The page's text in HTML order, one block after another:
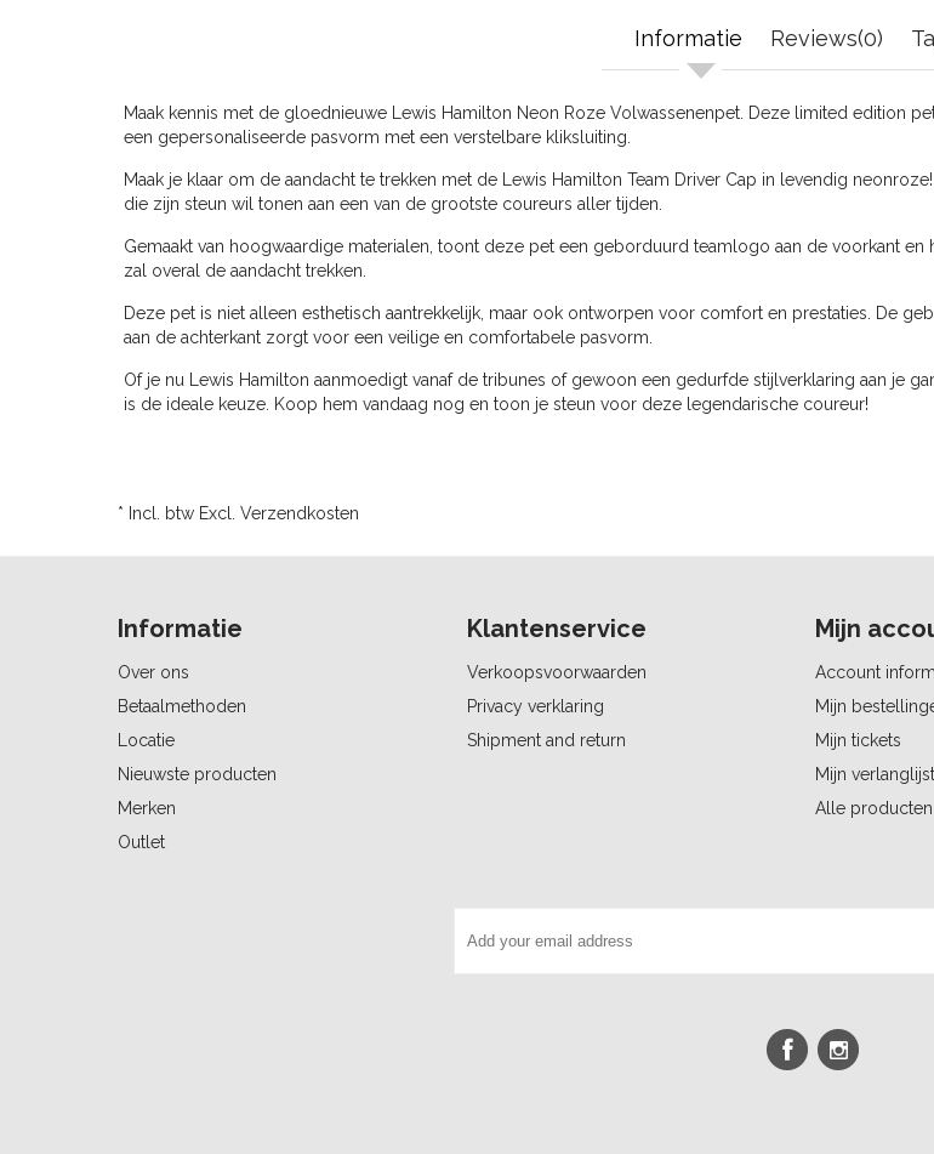
Informatie Reviews(0)
Maak kennis met de gloednieuwe Lewis Hamilton Neon Roze Volwassenenpet. Deze limited edition
een gepersonaliseerde pasvorm met een verstelbare kliksluiting.
Maak je klaar om de aandacht te trekken met de Lewis Hamilton Team Driver Cap in levendig
die zijn steun wil tonen aan een van de grootste coureurs aller tijden.
Gemaakt van hoogwaardige materialen, toont deze pet een geborduurd teamlogo aan de voorkant
zal overal de aandacht trekken.
Deze pet is niet alleen esthetisch aantrekkelijk, maar ook ontworpen voor comfort en prestaties. De
aan de achterkant zorgt voor een veilige en comfortabele pasvorm.
Of je nu Lewis Hamilton aanmoedigt vanaf de tribunes of gewoon een gedurfde stijlverklaring aan je
is de ideale keuze. Koop hem vandaag nog en toon je steun voor deze legendarische coureur!
* Incl. btw Excl. Verzendkosten
Informatie
Over ons
Betaalmethoden
Locatie
Nieuwste producten
Merken
Outlet
Klantenservice
Verkoopsvoorwaarden
Privacy verklaring
Shipment and return
Mijn
Account
Mijn
Mijn tickets
Mijn verlanglijst
Alle producten